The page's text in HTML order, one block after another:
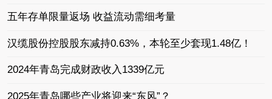
五年存单限量返场 收益流动需细考量
汉缆股份控股股东减持0.63%，本轮至少套现1.48亿！
2024年青岛完成财政收入1339亿元
2025年青岛哪些产业将迎来“东风”？